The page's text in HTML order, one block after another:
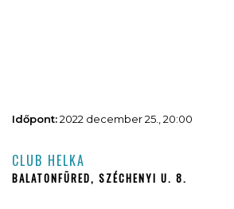
Időpont:2022 december 25., 20:00
CLUB HELKA
BALATONFÜRED, SZÉCHENYI U. 8.